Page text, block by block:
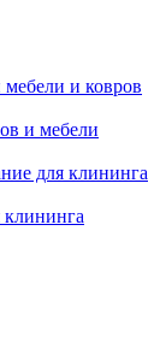
и ковров
и мебели
для клининга